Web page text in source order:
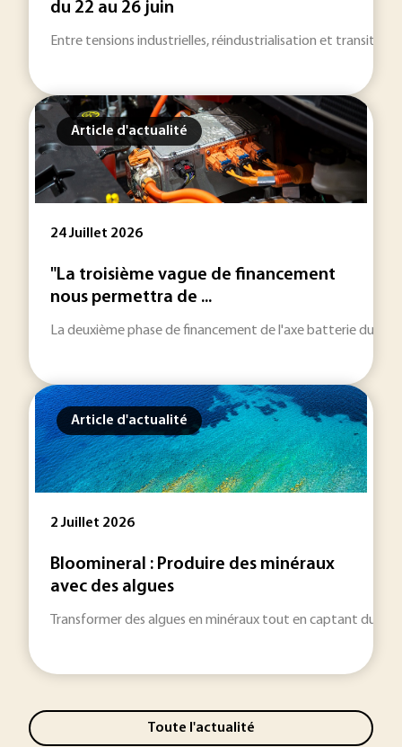
du 22 au 26 juin
Entre tensions industrielles, réindustrialisation et
Article d'actualité
24 Juillet 2026
"La troisième vague de financement
nous permettra de ...
La deuxième phase de financement de l'axe batterie du
Article d'actualité
2 Juillet 2026
Bloomineral : Produire des minéraux
avec des algues
Transformer des algues en minéraux tout en captant du
Toute l'actualité